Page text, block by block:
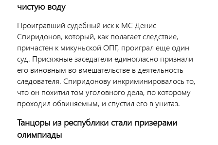
чистую воду
Проигравший судебный иск к МС Денис
Спиридонов, который, как полагает следствие,
причастен к микуньской ОПГ, проиграл еще один
суд. Присяжные заседатели единогласно признали
его виновным во вмешательстве в деятельность
следователя. Спиридонову инкриминировалось то,
что он похитил том уголовного дела, по которому
проходил обвиняемым, и спустил его в унитаз.
Танцоры из республики стали призерами
олимпиады